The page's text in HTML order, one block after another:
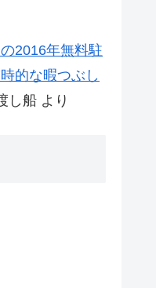
2016年無料駐
的な暇つぶし
し船 より